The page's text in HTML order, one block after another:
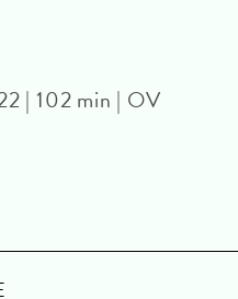
| 102 min | OV